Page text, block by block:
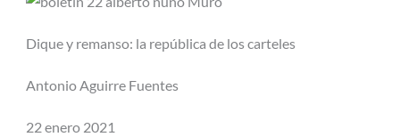
Dique y remanso: la república de los carteles
Antonio Aguirre Fuentes
22 enero 2021